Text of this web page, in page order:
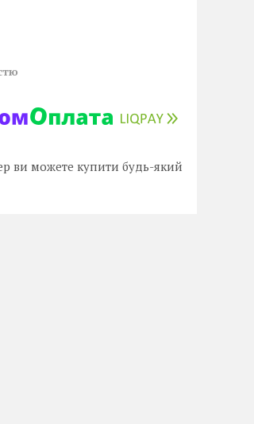
ви можете купити будь-який